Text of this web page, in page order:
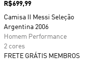
Preço
R$699,99
Camisa II Messi Seleção
Argentina 2006
Homem Performance
2 cores
FRETE GRÁTIS MEMBROS